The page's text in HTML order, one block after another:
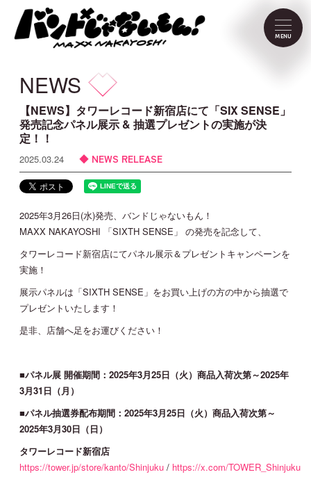
MENU
NEWS
SCHEDULE
PROFILE
VIDEO
DISCOGRAPHY
CONTACT
FC Menu
JOIN
MOVIE
GALLERY
TICKET
NEWS
【NEWS】タワーレコード新宿店にて「SIX SENSE」
発売記念パネル展示 & 抽選プレゼントの実施が決
定！！
2025.03.24 NEWS RELEASE
2025年3月26日(水)発売、バンドじゃないもん！
MAXX NAKAYOSHI 「SIXTH SENSE」 の発売を記念して、
タワーレコード新宿店にてパネル展示＆プレゼントキャンペーンを
実施！
展示パネルは「SIXTH SENSE」をお買い上げの方の中から抽選で
プレゼントいたします！
是非、店舗へ足をお運びください！
■パネル展 開催期間：2025年3月25日（火）商品入荷次第～2025年
3月31日（月）
■パネル抽選券配布期間：2025年3月25日（火）商品入荷次第～
2025年3月30日（日）
タワーレコード新宿店
https://tower.jp/store/kanto/Shinjuku / https://x.com/TOWER_Shinjuku